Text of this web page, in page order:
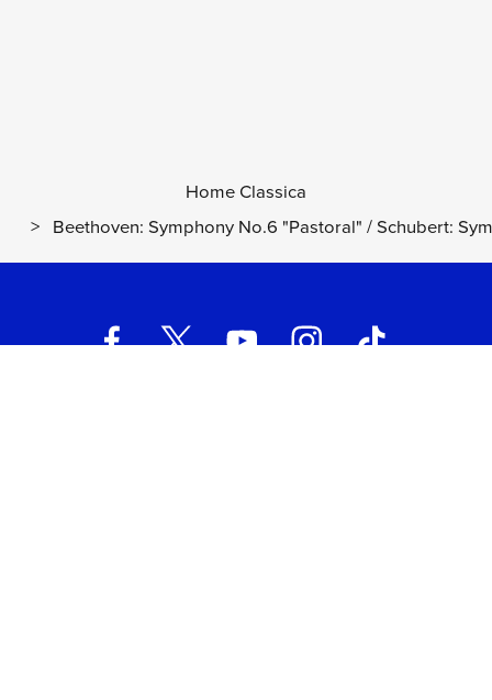
Home Classica
> Beethoven: Symphony No.6 "Pastoral" / Schubert: